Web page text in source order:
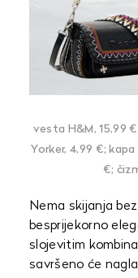
vesta H&M, 15,99
Yorker, 4,99 €;
€;
Nema skijanja
besprijekorno
slojevitim
savršeno će